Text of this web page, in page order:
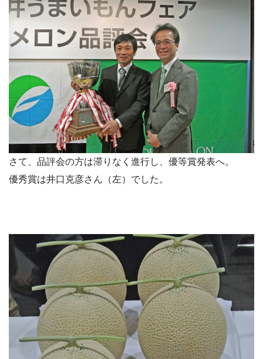
さて、品評会の方は滞りなく進行し、優等賞発表へ。
優秀賞は井口克彦さん（左）でした。